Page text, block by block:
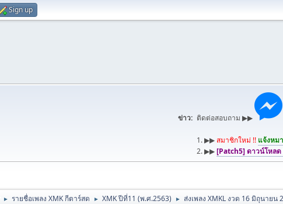
Sign up
ข่าว: ติดต่อสอบถาม ▶▶
1. ▶▶สมาชิกใหม่ !! แจ้งหม
2. ▶▶[Patch5] ดาวน์โหลด
► รายชื่อเพลง XMK กีตาร์สด ► XMK ปีที่11 (พ.ศ.2563) ► ส่งเพลง XMKL งวด 16 มิถุนายน